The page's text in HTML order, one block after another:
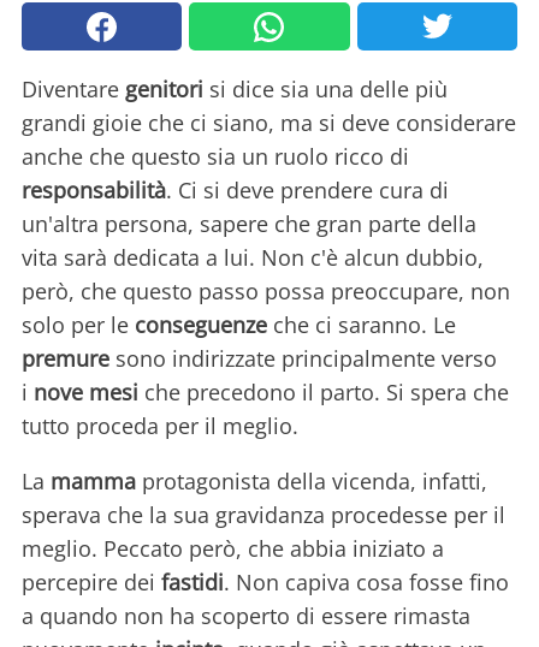
Diventare genitori si dice sia una delle più
grandi gioie che ci siano, ma si deve considerare
anche che questo sia un ruolo ricco di
responsabilità. Ci si deve prendere cura di
un'altra persona, sapere che gran parte della
vita sarà dedicata a lui. Non c'è alcun dubbio,
però, che questo passo possa preoccupare, non
solo per le conseguenze che ci saranno. Le
premure sono indirizzate principalmente verso
i nove mesi che precedono il parto. Si spera che
tutto proceda per il meglio.
La mamma protagonista della vicenda, infatti,
sperava che la sua gravidanza procedesse per il
meglio. Peccato però, che abbia iniziato a
percepire dei fastidi. Non capiva cosa fosse fino
a quando non ha scoperto di essere rimasta